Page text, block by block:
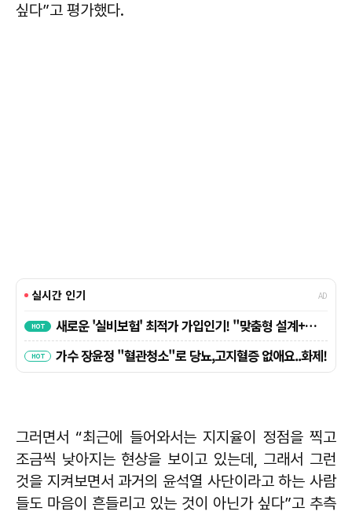
싶다”고 평가했다.
그러면서 “최근에 들어와서는 지지율이 정점을 찍고
조금씩 낮아지는 현상을 보이고 있는데, 그래서 그런
것을 지켜보면서 과거의 윤석열 사단이라고 하는 사람
들도 마음이 흔들리고 있는 것이 아닌가 싶다”고 추측